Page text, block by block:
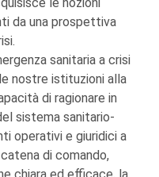
da una prospettiva
sanitaria a crisi
nostre istituzioni alla
di ragionare in
sistema sanitario-
operativi e giuridici a
di comando,